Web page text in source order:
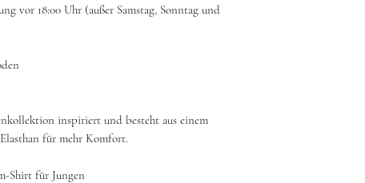
vor 18:00 Uhr (außer Samstag, Sonntag und
inspiriert und besteht aus einem
für mehr Komfort.
Shirt für Jungen